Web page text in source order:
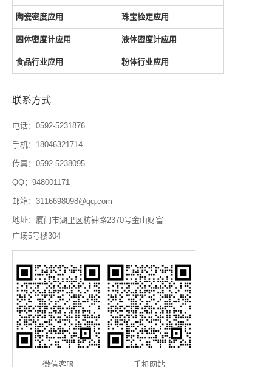
陶瓷密度应用 珠宝检定应用
固体密度计应用 液体密度计应用
食品行业应用 粉体行业应用
联系方式
电话：0592-5231876
手机：18046321714
传真：0592-5238095
QQ：948001171
邮箱：3116698098@qq.com
地址：厦门市湖里区枋钟路2370号金山财富
广场5号楼304
微信客服 手机网站